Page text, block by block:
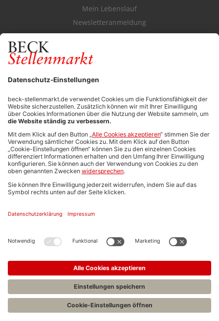
Mein Lebenslauf
Newsletteranmeldung
Durchsuchen Sie den Stellenkatalog
FÜR ARBEITGEBER
Stellenmarktpreise
Anzeigen-AGB
Media-Daten
Newsletteranmeldung
Produktübersicht
ALLGEMEIN
FAQs
Impressum
Stellenangebote C.H.BECK
Entwickelt durchJobiqo